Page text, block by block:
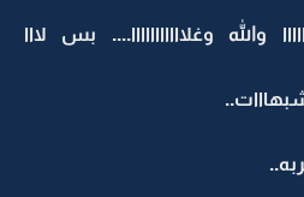
والله وغلااااااااااا.... بس لااا